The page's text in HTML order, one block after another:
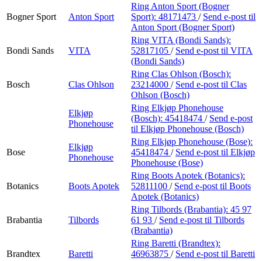
Bogner Sport Anton Sport
Ring Anton Sport (Bogner
Sport): 48171473 / Send e-post til
Anton Sport (Bogner Sport)
Bondi Sands VITA
Ring VITA (Bondi Sands):
52817105 / Send e-post til VITA
(Bondi Sands)
Bosch Clas Ohlson
Ring Clas Ohlson (Bosch):
23214000 / Send e-post til Clas
Ohlson (Bosch)
Elkjøp
Phonehouse
Ring Elkjøp Phonehouse
(Bosch): 45418474 / Send e-post
til Elkjøp Phonehouse (Bosch)
Bose
Elkjøp
Phonehouse
Ring Elkjøp Phonehouse (Bose):
45418474 / Send e-post til Elkjøp
Phonehouse (Bose)
Botanics Boots Apotek
Ring Boots Apotek (Botanics):
52811100 / Send e-post til Boots
Apotek (Botanics)
Brabantia Tilbords
Ring Tilbords (Brabantia): 45 97
61 93 / Send e-post til Tilbords
(Brabantia)
Brandtex Baretti
Ring Baretti (Brandtex):
46963875 / Send e-post til Baretti